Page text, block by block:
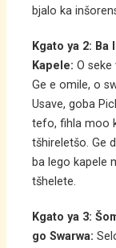
bjalo ka
Kgato ya 2:
Kapele: O
Ge e omile, o
Usave, goba
tefo, fihla moo
tšhireletšo. Ge
ba lego kapele
tšhelete.
Kgato ya 3:
go Swarwa: